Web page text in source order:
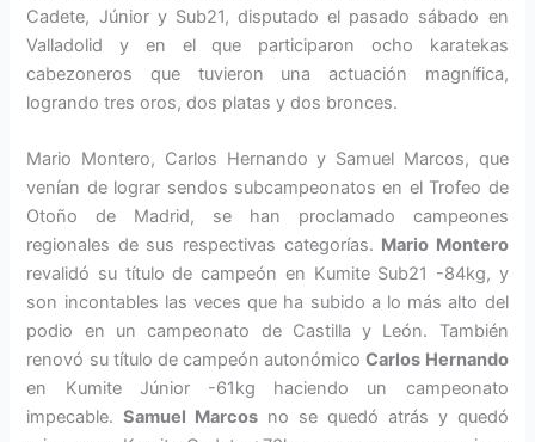
Cadete, Júnior y Sub21, disputado el pasado sábado en
Valladolid y en el que participaron ocho karatekas
cabezoneros que tuvieron una actuación magnífica,
logrando tres oros, dos platas y dos bronces.
Mario Montero, Carlos Hernando y Samuel Marcos, que
venían de lograr sendos subcampeonatos en el Trofeo de
Otoño de Madrid, se han proclamado campeones
regionales de sus respectivas categorías. Mario Montero
revalidó su título de campeón en Kumite Sub21 -84kg, y
son incontables las veces que ha subido a lo más alto del
podio en un campeonato de Castilla y León. También
renovó su título de campeón autonómicoCarlos Hernando
en Kumite Júnior -61kg haciendo un campeonato
impecable.Samuel Marcos no se quedó atrás y quedó